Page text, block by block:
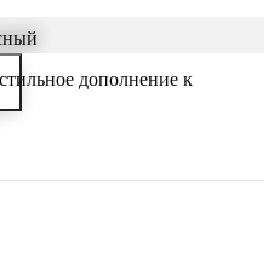
дополнение к